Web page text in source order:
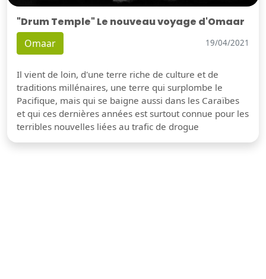
"Drum Temple" Le nouveau voyage d'Omaar
Omaar 19/04/2021
Il vient de loin, d'une terre riche de culture et de
traditions millénaires, une terre qui surplombe le
Pacifique, mais qui se baigne aussi dans les Caraïbes
et qui ces dernières années est surtout connue pour les
terribles nouvelles liées au trafic de drogue